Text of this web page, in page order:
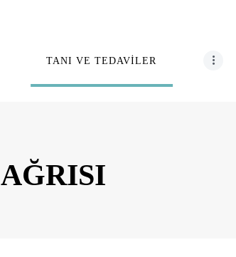
TANI VE TEDAVİLER